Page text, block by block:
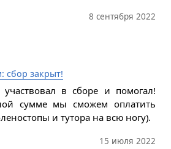
8 сентября 2022
сбор закрыт!
в сборе и помогал!
сумме мы сможем оплатить
и тутора на всю ногу).
15 июля 2022